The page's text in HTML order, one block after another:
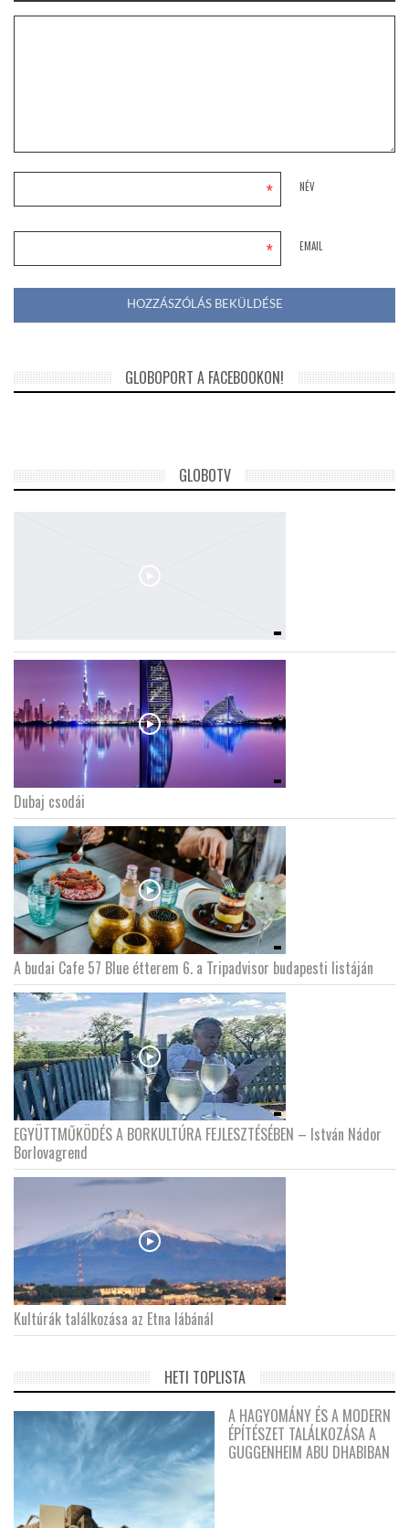
NÉV
*
EMAIL
*
GLOBOPORT A FACEBOOKON!
GLOBOTV
Dubaj csodái
A budai Cafe 57 Blue étterem 6. a Tripadvisor budapesti listáján
EGYÜTTMŰKÖDÉS A BORKULTÚRA FEJLESZTÉSÉBEN – István Nádor
Borlovagrend
Kultúrák találkozása az Etna lábánál
HETI TOPLISTA
A HAGYOMÁNY ÉS A MODERN
ÉPÍTÉSZET TALÁLKOZÁSA A
GUGGENHEIM ABU DHABIBAN